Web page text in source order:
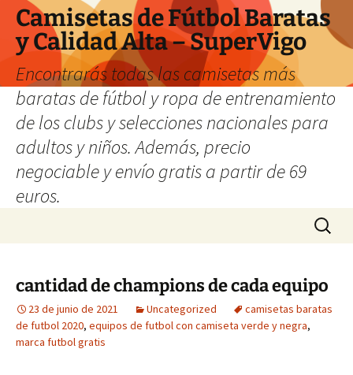
Camisetas de Fútbol Baratas
y Calidad Alta – SuperVigo
Encontrarás todas las camisetas más
baratas de fútbol y ropa de entrenamiento
de los clubs y selecciones nacionales para
adultos y niños. Además, precio
negociable y envío gratis a partir de 69
euros.
Buscar:
cantidad de champions de cada equipo
23 de junio de 2021 Uncategorized
camisetas baratas
de futbol 2020, equipos de futbol con camiseta verde y negra,
marca futbol gratis